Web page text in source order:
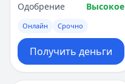
Одобрение
Высокое
Онлайн Срочно
Получить деньги